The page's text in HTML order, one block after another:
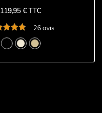
119,95 € TTC
26 avis